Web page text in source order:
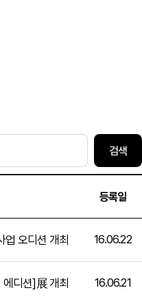
등록일
오디션 개최 16.06.22
에디션]展 개최 16.06.21
검색